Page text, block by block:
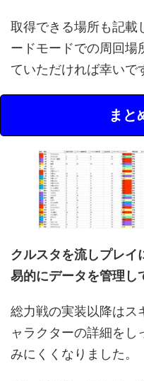
取得できる場所も記載
ードモードでの周回場
ていただければ幸いで
まと
クルスタを流しプレイ
易的にデータを管理し
総力戦の実装以降はス
ャラクターの詳細をし
みにくくなりました。